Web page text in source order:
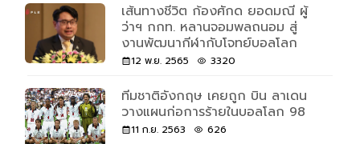
เส้นทางชีวิต ก้องศักด ยอดมณี ผู้
ว่าฯ กกท. หลานจอมพลถนอม สู่
งานพัฒนากีฬากับโจทย์บอลโลก
12 พ.ย. 2565 3320
ทีมชาติอังกฤษ เคยถูก บิน ลาเดน
วางแผนก่อการร้ายในบอลโลก 98
11 ก.ย. 2563 626